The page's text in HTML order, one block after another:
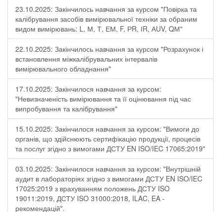
23.10.2025: Закінчилось навчання за курсом "Повірка та
калібрування засобів вимірювальної техніки за обраним
видом вимірювань: L, М, Т, ЕМ, F, РR, ІR, АUV, QМ"
22.10.2025: Закінчилось навчання за курсом "Розрахунок і
встановлення міжкалібрувальних інтервалів
вимірювального обладнання"
17.10.2025: Закінчилося навчання за курсом:
"Невизначеність вимірювання та її оцінювання під час
випробування та калібрування"
15.10.2025: Закінчилося навчання за курсом: "Вимоги до
органів, що здійснюють сертифікацію продукції, процесів
та послуг згідно з вимогами ДСТУ EN ISO/IEC 17065:2019"
03.10.2025: Закінчилося навчання за курсом: "Внутрішній
аудит в лабораторіях згідно з вимогами ДСТУ EN ISO/IEC
17025:2019 з врахуванням положень ДСТУ ISO
19011:2019, ДСТУ ISO 31000:2018, ILAC, EA -
рекомендацій".